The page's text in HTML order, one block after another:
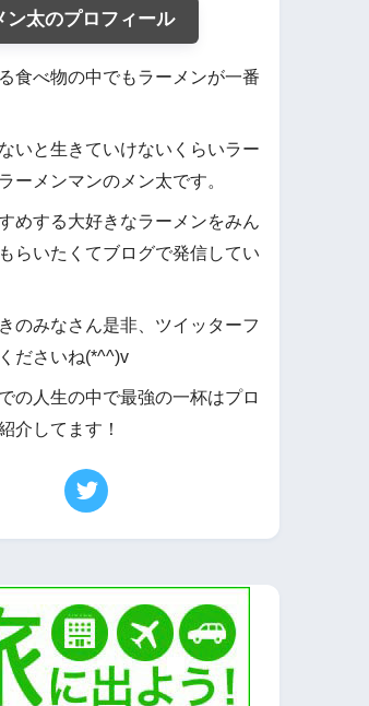
ン太のプロフィール
食べ物の中でもラーメンが一番
いと生きていけないくらいラー
ーメンマンのメン太です。
めする大好きなラーメンをみん
らいたくてブログで発信してい
のみなさん是非、ツイッターフ
ださいね(*^^)v
の人生の中で最強の一杯はプロ
介してます！